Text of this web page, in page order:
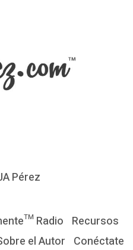
Pérez
Radio Recursos
el Autor Conéctate